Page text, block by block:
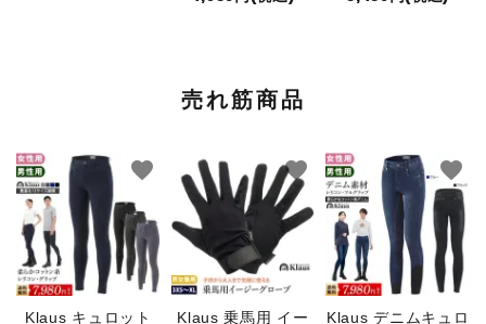
売れ筋商品
Klaus キュロット
favorite
Klaus 乗馬用 イー
favorite
Klaus デニムキュロ
favorite